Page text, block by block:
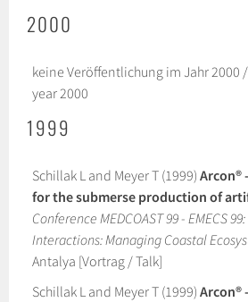
2000
keine Veröffentlichung im Jahr
year 2000
1999
Schillak L and Meyer T (1999) Arcon®
for the submerse production of
Conference MEDCOAST 99 - EMECS
Interactions: Managing Coastal
Antalya [Vortrag / Talk]
Schillak L and Meyer T (1999) Arcon®